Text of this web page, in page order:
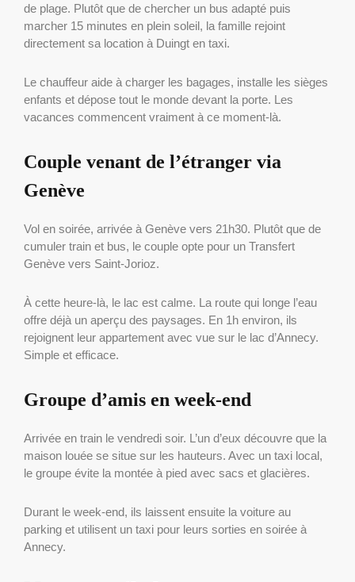
de plage. Plutôt que de chercher un bus adapté puis
marcher 15 minutes en plein soleil, la famille rejoint
directement sa location à Duingt en taxi.
Le chauffeur aide à charger les bagages, installe les sièges
enfants et dépose tout le monde devant la porte. Les
vacances commencent vraiment à ce moment-là.
Couple venant de l’étranger via
Genève
Vol en soirée, arrivée à Genève vers 21h30. Plutôt que de
cumuler train et bus, le couple opte pour un Transfert
Genève vers Saint-Jorioz.
À cette heure-là, le lac est calme. La route qui longe l’eau
offre déjà un aperçu des paysages. En 1h environ, ils
rejoignent leur appartement avec vue sur le lac d’Annecy.
Simple et efficace.
Groupe d’amis en week-end
Arrivée en train le vendredi soir. L’un d’eux découvre que la
maison louée se situe sur les hauteurs. Avec un taxi local,
le groupe évite la montée à pied avec sacs et glacières.
Durant le week-end, ils laissent ensuite la voiture au
parking et utilisent un taxi pour leurs sorties en soirée à
Annecy.